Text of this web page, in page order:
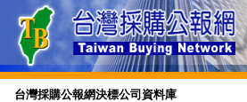
台灣採購公報網決標公司資料庫